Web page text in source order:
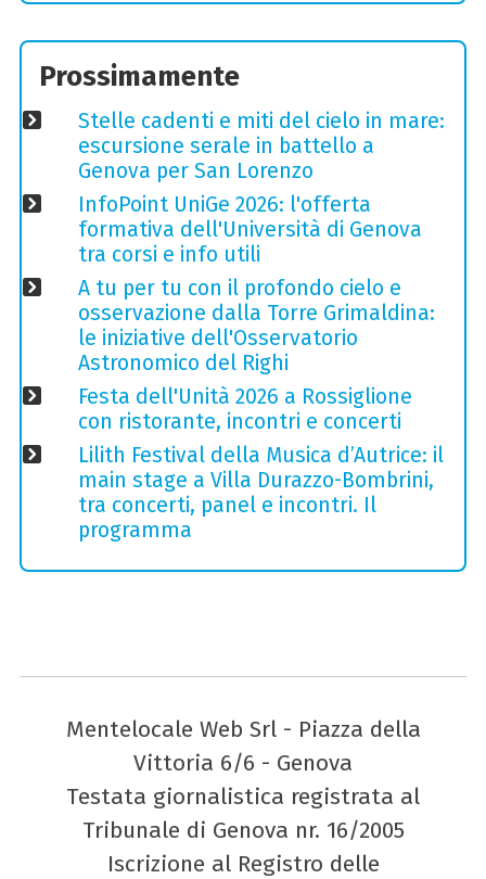
Prossimamente
Stelle cadenti e miti del cielo in mare:
escursione serale in battello a
Genova per San Lorenzo
InfoPoint UniGe 2026: l'offerta
formativa dell'Università di Genova
tra corsi e info utili
A tu per tu con il profondo cielo e
osservazione dalla Torre Grimaldina:
le iniziative dell'Osservatorio
Astronomico del Righi
Festa dell'Unità 2026 a Rossiglione
con ristorante, incontri e concerti
Lilith Festival della Musica d’Autrice: il
main stage a Villa Durazzo-Bombrini,
tra concerti, panel e incontri. Il
programma
Mentelocale Web Srl - Piazza della
Vittoria 6/6 - Genova
Testata giornalistica registrata al
Tribunale di Genova nr. 16/2005
Iscrizione al Registro delle